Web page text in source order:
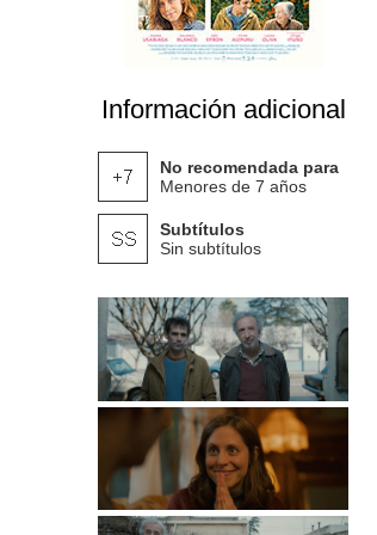
Información adicional
No recomendada para
Menores de 7 años
Subtítulos
Sin subtítulos